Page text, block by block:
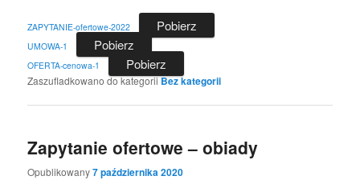
ZAPYTANIE-ofertowe-2022 Pobierz
UMOWA-1 Pobierz
OFERTA-cenowa-1 Pobierz
Zaszufladkowano do kategoriiBez kategorii
Zapytanie ofertowe – obiady
Opublikowany7 października 2020